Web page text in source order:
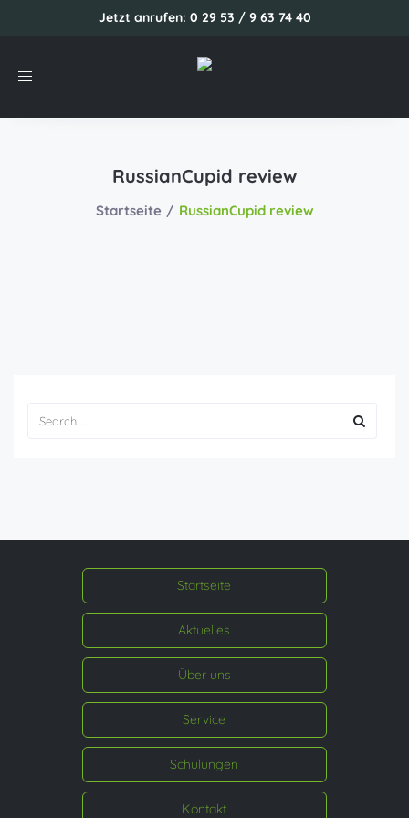
Jetzt anrufen: 0 29 53 / 9 63 74 40
Toggle
RussianCupid review
Startseite RussianCupid review
Startseite
Aktuelles
Über uns
Service
Schulungen
Kontakt